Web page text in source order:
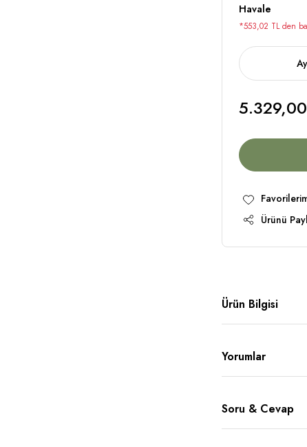
Havale
*553,02 TL den
Ürünü
Ürün Bilgisi
Yorumlar
Soru & Cevap